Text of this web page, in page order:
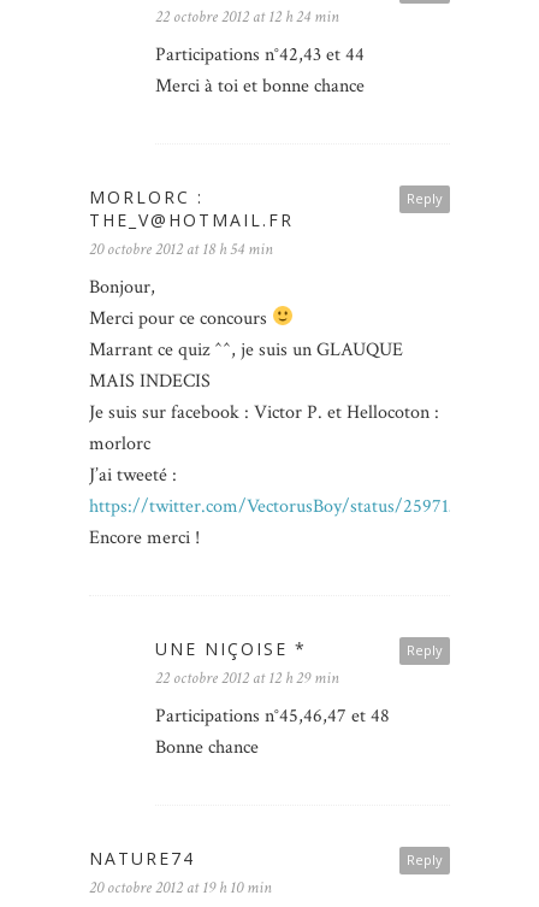
22 octobre 2012 at 12 h 24 min
Participations n°42,43 et 44
Merci à toi et bonne chance
Reply
MORLORC :
THE_V@HOTMAIL.FR
20 octobre 2012 at 18 h 54 min
Bonjour,
Merci pour ce concours
Marrant ce quiz ^^, je suis un GLAUQUE
MAIS INDECIS
Je suis sur facebook : Victor P. et Hellocoton :
morlorc
J’ai tweeté :
https://twitter.com/VectorusBoy/status/
Encore merci !
Reply
UNE NIÇOISE *
22 octobre 2012 at 12 h 29 min
Participations n°45,46,47 et 48
Bonne chance
Reply
NATURE74
20 octobre 2012 at 19 h 10 min